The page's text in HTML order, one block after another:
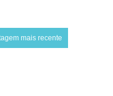
mais recente